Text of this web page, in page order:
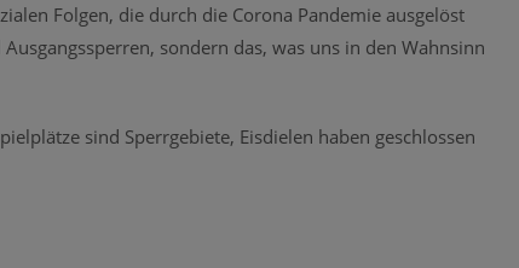
Folgen, die durch die Corona Pandemie ausgelöst
sondern das, was uns in den Wahnsinn
sind Sperrgebiete, Eisdielen haben geschlossen